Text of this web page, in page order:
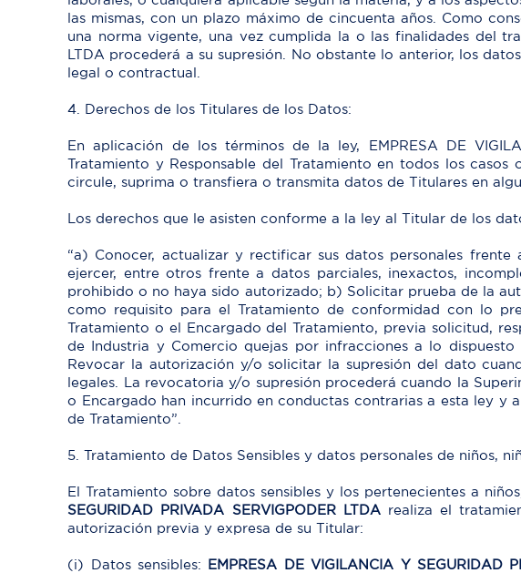
las mismas, con un plazo máximo de cincuenta años. Como
una norma vigente, una vez cumplida la o las finalidades del
LTDA procederá a su supresión. No obstante lo anterior, los
legal o contractual.
4. Derechos de los Titulares de los Datos:
En aplicación de los términos de la ley, EMPRESA DE
Tratamiento y Responsable del Tratamiento en todos los
circule, suprima o transfiera o transmita datos de Titulares en
Los derechos que le asisten conforme a la ley al Titular de los
“a) Conocer, actualizar y rectificar sus datos personales
ejercer, entre otros frente a datos parciales, inexactos,
prohibido o no haya sido autorizado; b) Solicitar prueba de la
como requisito para el Tratamiento de conformidad con lo
Tratamiento o el Encargado del Tratamiento, previa solicitud,
de Industria y Comercio quejas por infracciones a lo
Revocar la autorización y/o solicitar la supresión del dato
legales. La revocatoria y/o supresión procederá cuando la
o Encargado han incurrido en conductas contrarias a esta ley y
de Tratamiento”.
5. Tratamiento de Datos Sensibles y datos personales de niños,
El Tratamiento sobre datos sensibles y los pertenecientes a
SEGURIDAD PRIVADA SERVIGPODER LTDArealiza el
autorización previa y expresa de su Titular:
(i) Datos sensibles: EMPRESA DE VIGILANCIA Y SEGURIDAD